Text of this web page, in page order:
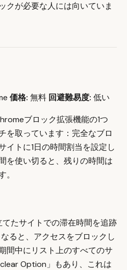
クが必要な人には向いていま
価格: 無料 回避難易度: 低い
ブロック拡張機能の1つ
を取っています：完全なブロ
イトに1日の時間割当を設定し
を使い切ると、残りの時間は
たサイトでの滞在時間を追跡
ると、アクセスをブロックし
間中にリスト上のすべてのサ
Option」もあり、これは